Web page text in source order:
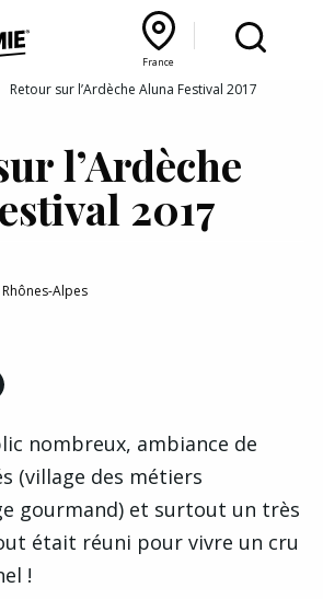
France
Franche‑Comté
France
Rhône‑Alpes
Retour sur l’Ardèche Aluna Festival 2017
l’Ardèche
2017
Alpes
nombreux, ambiance de
(village des métiers
gourmand) et surtout un très
était réuni pour vivre un cru
!